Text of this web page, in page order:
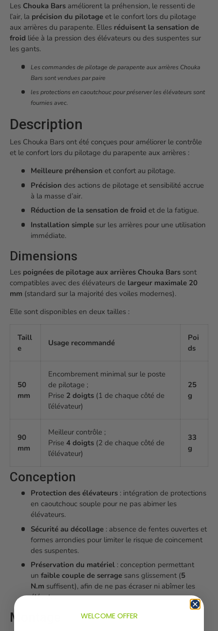
Les Chouka Bars améliorent la préhension, le ressenti de
l’air, la précision du pilotage et le confort lors du pilotage
aux arrières du parapente. Elles réduisent la sensation de
froid liée à la pression des élévateurs ou des suspentes sur
les gants.
Les commandes de pilotage de parapente aux arrières Chouka
Bars sont vendues par paire
les protections en caoutchouc pour préserver les élévateurs sont
fournies avec.
Description
Les Chouka Bars ont été conçues pour améliorer le contrôle
et le confort lors du pilotage du parapente aux arrières :
Meilleure préhension et confort au pilotage.
Précision des actions de pilotage et sensibilité accrue
à la masse d’air.
Réduction de la sensation de froid et de la fatigue.
Installation simple sur les arrières pour une utilisation
immédiate.
Dimensions
Les poignées de pilotage aux arrières Chouka Bars sont
compatibles avec des élévateurs de largeur maximale 20
mm (standard sur la majorité des voiles modernes).
Elle sont disponibles en deux tailles :
Taill
e
Usage recommandé
Poi
ds
50
mm
Encombrement minimal sur le poste
de pilotage ;
Prise 2 doigts (1 de chaque côté de
l’élévateur)
25
g
90
mm
Meilleur contrôle ;
Prise 4 doigts (2 de chaque côté de
l’élévateur)
33
g
Conception
Protection des élévateurs : intégration de protections
en caoutchouc souple pour ne pas abimer les
élévateurs.
Sécurité au décollage : absence de fentes ouvertes et
formes arrondies pour limiter le risque de coincement
des suspentes.
Préservation du matériel : conception permettant
un faible couple de serrage sans glissement (5
N.m suffisent), afin de ne pas écraser ni abîmer les
élévateurs.
Montage WELCOME OFFER